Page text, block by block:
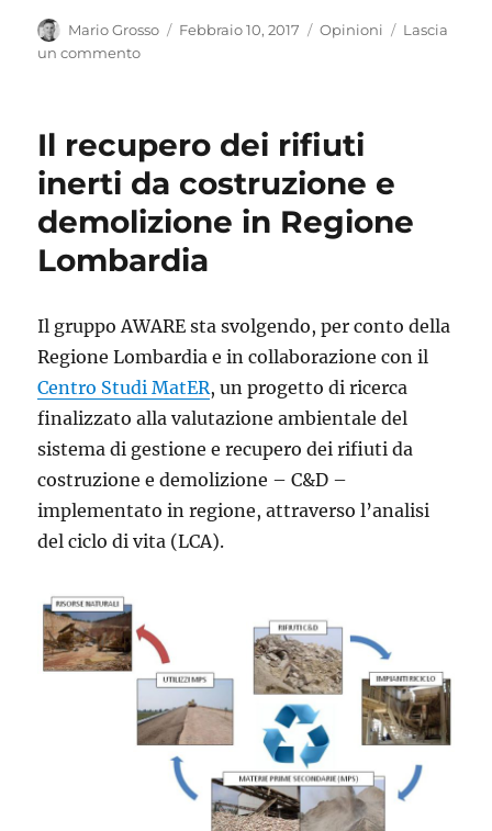
Autore
Mario Grosso
Pubblicato
Febbraio 10, 2017 Categorie
Opinioni
Lascia
un commentosu
Il recupero dei rifiuti
inerti da costruzione e
demolizione in Regione
Lombardia
Il gruppo AWARE sta svolgendo, per conto della
Regione Lombardia e in collaborazione con il
Centro Studi MatER, un progetto di ricerca
finalizzato alla valutazione ambientale del
sistema di gestione e recupero dei rifiuti da
costruzione e demolizione – C&D –
implementato in regione, attraverso l’analisi
del ciclo di vita (LCA).